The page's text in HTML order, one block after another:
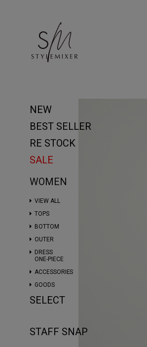
NEW
BEST SELLER
RE STOCK
SALE
WOMEN
VIEW ALL
TOPS
BOTTOM
OUTER
DRESS
ONE-PIECE
ACCESSORIES
GOODS
SELECT
STAFF SNAP